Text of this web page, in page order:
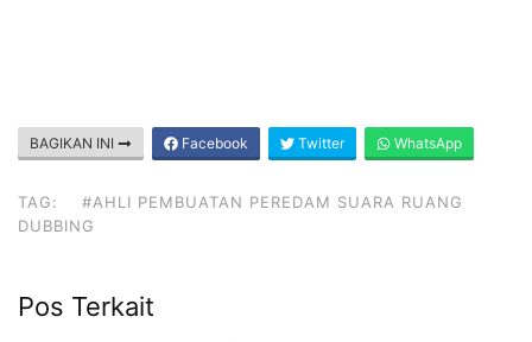
BAGIKAN INI Facebook Twitter WhatsApp
TAG:
#AHLI PEMBUATAN PEREDAM SUARA RUANG
DUBBING
Pos Terkait